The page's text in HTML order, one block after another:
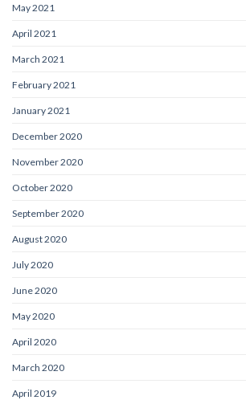
May 2021
April 2021
March 2021
February 2021
January 2021
December 2020
November 2020
October 2020
September 2020
August 2020
July 2020
June 2020
May 2020
April 2020
March 2020
April 2019